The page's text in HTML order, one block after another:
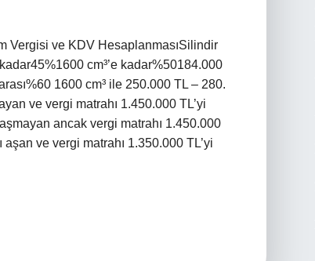
Vergisi ve KDV HesaplanmasıSilindir
cm³’e kadar%50184.000
1600 cm³ ile 250.000 TL – 280.
ve vergi matrahı 1.450.000 TL’yi
ancak vergi matrahı 1.450.000
ve vergi matrahı 1.350.000 TL’yi